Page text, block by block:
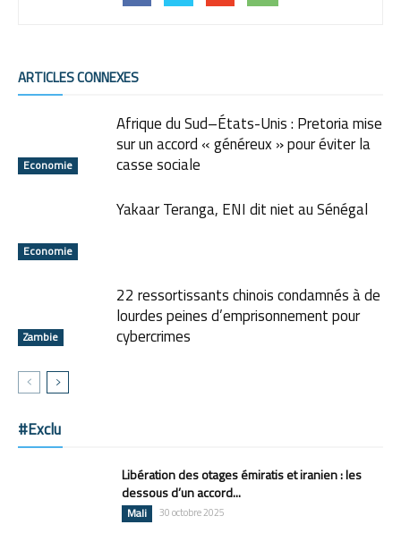
ARTICLES CONNEXES
Economie
Afrique du Sud–États-Unis : Pretoria mise
sur un accord « généreux » pour éviter la
casse sociale
Economie
Yakaar Teranga, ENI dit niet au Sénégal
Zambie
22 ressortissants chinois condamnés à de
lourdes peines d’emprisonnement pour
cybercrimes
#Exclu
Libération des otages émiratis et iranien : les
dessous d’un accord...
Mali 30 octobre 2025